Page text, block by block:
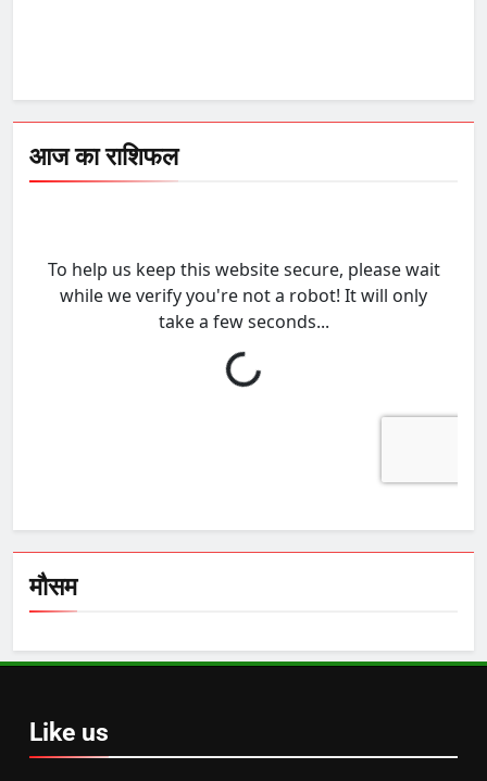
आज का राशिफल
मौसम
Like us